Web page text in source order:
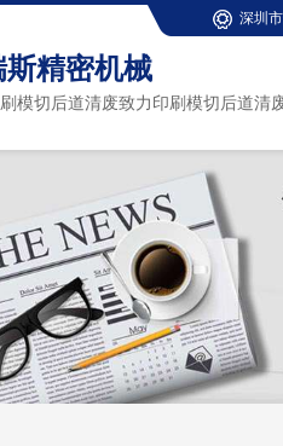
斯精密机械
模切后道清废致力印刷模切后道清
深圳